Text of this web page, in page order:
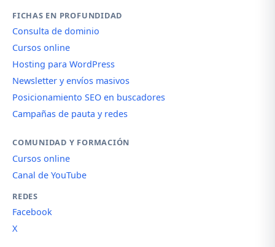
FICHAS EN PROFUNDIDAD
Consulta de dominio
Cursos online
Hosting para WordPress
Newsletter y envíos masivos
Posicionamiento SEO en buscadores
Campañas de pauta y redes
COMUNIDAD Y FORMACIÓN
Cursos online
Canal de YouTube
REDES
Facebook
X